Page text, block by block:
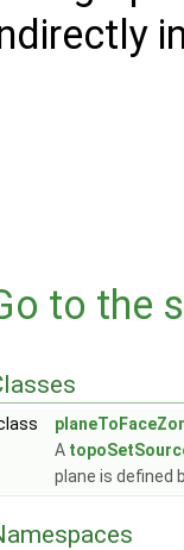
to the
A
plane is defined